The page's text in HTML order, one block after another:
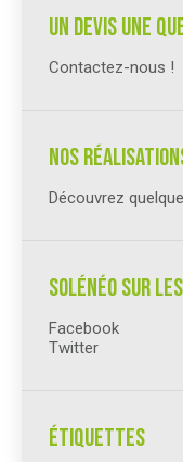
un devis une
Contactez-nous !
Nos
Découvrez
Solénéo sur
Facebook
Twitter
Étiquettes